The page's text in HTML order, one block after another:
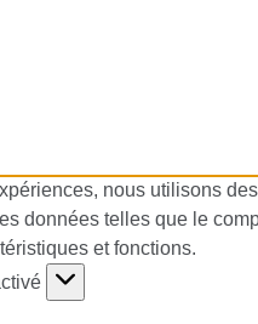
nous utilisons
données telles que le
et fonctions.